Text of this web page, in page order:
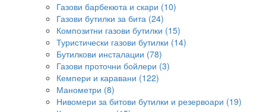
Газови барбекюта и скари (10)
Газови бутилки за бита (24)
Композитни газови бутилки (15)
Туристически газови бутилки (14)
Бутилкови инсталации (78)
Газови проточни бойлери (3)
Кемпери и каравани (122)
Манометри (8)
Нивомери за битови бутилки и резервоари (19)